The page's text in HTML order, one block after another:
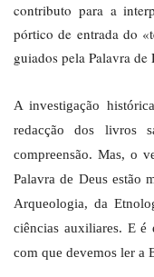
contributo para a
pórtico de entrada do
guiados pela Palavra
A investigação
redacção dos livros
compreensão. Mas, o
Palavra de Deus estão
Arqueologia, da
ciências auxiliares. E é
com que devemos ler a